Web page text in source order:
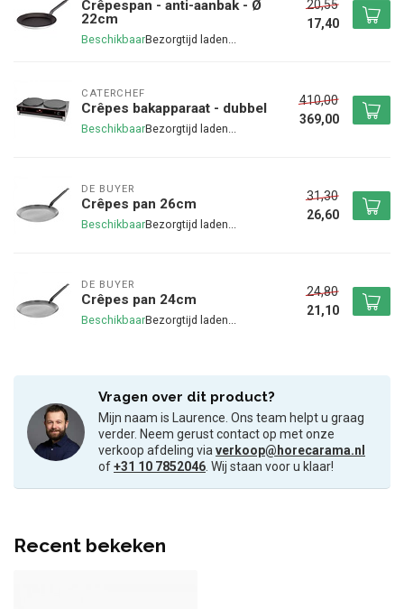
Crêpespan - anti-aanbak - Ø
22cm
Beschikbaar
20,55
17,40
CATERCHEF
Crêpes bakapparaat - dubbel
Beschikbaar
410,00
369,00
DE BUYER
Crêpes pan 26cm
Beschikbaar
31,30
26,60
DE BUYER
Crêpes pan 24cm
Beschikbaar
24,80
21,10
Vragen over dit product?
Mijn naam is Laurence. Ons team helpt u graag
verder. Neem gerust contact op met onze
verkoop afdeling viaverkoop@horecarama.nl
of+31 10 7852046. Wij staan voor u klaar!
Recent bekeken